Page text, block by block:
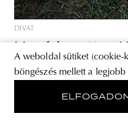
DIVAT
Megérkezett az
kollekciója!
jelent meg az YKRA KIDS
A weboldal sütiket (cookie-
böngészés mellett a